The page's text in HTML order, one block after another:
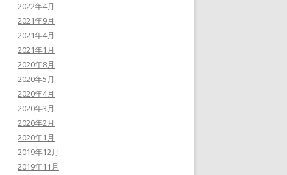
2022年4月
2021年9月
2021年4月
2021年1月
2020年8月
2020年5月
2020年4月
2020年3月
2020年2月
2020年1月
2019年12月
2019年11月